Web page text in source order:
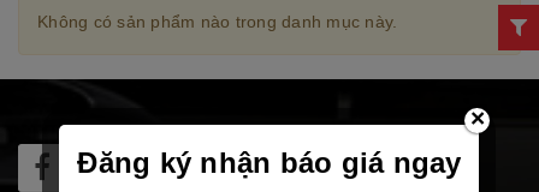
Không có sản phẩm nào trong danh mục này.
Đăng ký nhận báo giá ngay
×